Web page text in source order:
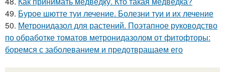
49. Бурое шютте туи лечение. Болезни туи и их лечение
50. Метронидазол для растений. Поэтапное руководство
по обработке томатов метронидазолом от фитофторы:
боремся с заболеванием и предотвращаем его